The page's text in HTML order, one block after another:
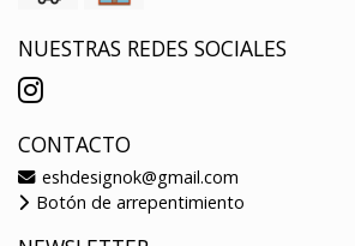
NUESTRAS REDES SOCIALES
CONTACTO
eshdesignok@gmail.com
Botón de arrepentimiento